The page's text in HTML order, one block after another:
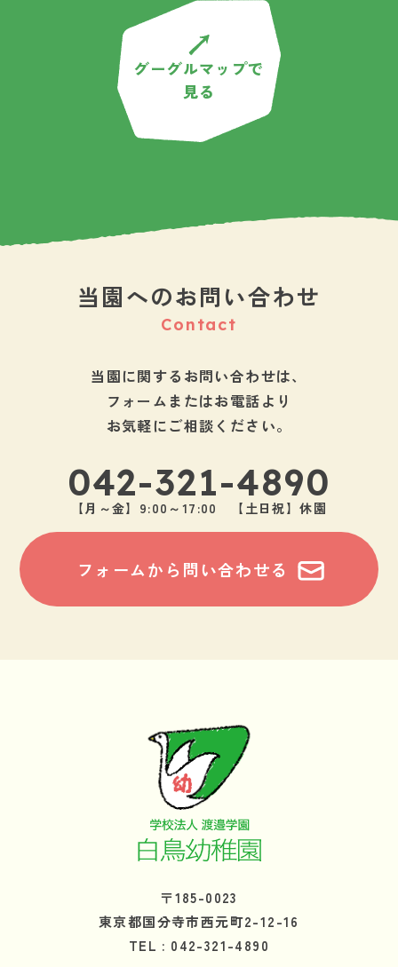
グーグルマップで
見る
当園へのお問い合わせ
Contact
当園に関するお問い合わせは、
フォームまたはお電話より
お気軽にご相談ください。
042-321-4890
【月～金】9:00～17:00 【土日祝】休園
フォームから問い合わせる
〒185-0023
東京都国分寺市西元町2-12-16
TEL : 042-321-4890